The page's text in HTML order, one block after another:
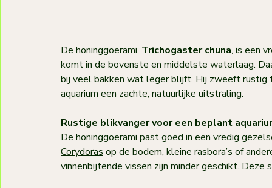
De honinggoerami, Trichogaster chuna, is een
komt in de bovenste en middelste waterlaag.
bij veel bakken wat leger blijft. Hij zweeft rustig
aquarium een zachte, natuurlijke uitstraling.
Rustige blikvanger voor een beplant
De honinggoerami past goed in een vredig
Corydoras op de bodem, kleine rasbora’s of
vinnenbijtende vissen zijn minder geschikt. Deze